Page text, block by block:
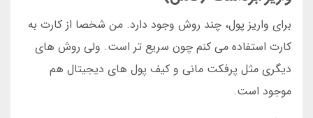
برای واریز پول، چند روش وجود دارد. من شخصا از کارت به
کارت استفاده می کنم چون سریع تر است. ولی روش های
دیگری مثل پرفکت مانی و کیف پول های دیجیتال هم
موجود است.